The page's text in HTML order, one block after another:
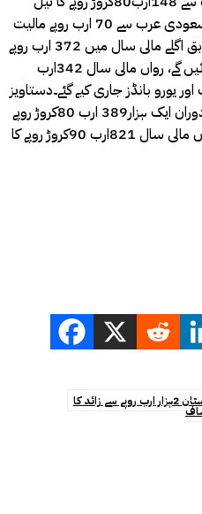
ادھار پر خریدے گا جبکہ رواں سال سعودی عرب سے 70 ارب روپے مالیت
کا تیل ادھار پر لیا گیا۔دستاویز کے مطابق اگلے مالی سال میں 372 ارب روپے
کے یورو اور سکوک بانڈز جاری کیے جائیں گے، رواں مالی سال 342ارب
اور یورو بانڈز جاری کیے گئے۔دستاویز
میں بتایا گیا ہے کہ اگلے مالی سال کے دوران ایک ہزار389 ارب 80کروڑ روپے
کا کمرشل قرض لیا جائے گا جبکہ رواں مالی سال 821ارب 90کروڑ روپے کا
رجیم چینج یا کچھ اور ....آئندہ مالی سال پاکستان 2ہزار ارب روپے سے زائد کا